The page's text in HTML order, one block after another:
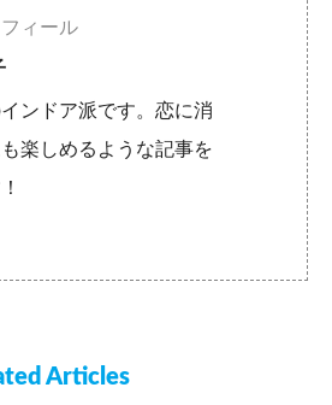
ィール
ンドア派です。恋に消
楽しめるような記事を
Articles